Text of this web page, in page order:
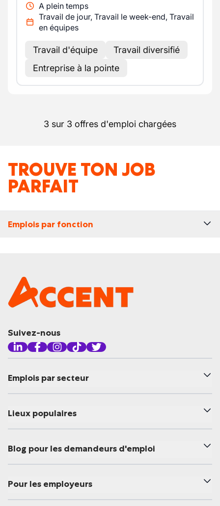
A plein temps
Travail de jour, Travail le week-end, Travail
en équipes
Travail d'équipe
Travail diversifié
Entreprise à la pointe
3 sur 3 offres d'emploi chargées
TROUVE TON JOB
PARFAIT
Emplois par fonction
Suivez-nous
Emplois par secteur
Lieux populaires
Blog pour les demandeurs d'emploi
Pour les employeurs